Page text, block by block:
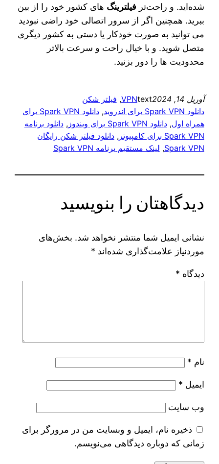
شده‌اید. و راحت‌تر فیلترینگ‌ های کشور خود را از بین
ببرید. همچنین اگر از سرور اتصالی خود راضی نبودید
می‌ توانید به صورت خودکار یا دستی به کشور دیگری
متصل شوید. و با خیال راحت و سرعت بالاتر
محدودیت‌ ها را دور بزنید.
آوریل 14, 2024 text
VPN
, فیلتر شکن
دانلود Spark VPN برای اندروید
,
دانلود Spark VPN برای
همراه اول, دانلود Spark VPN برای ویندوز , دانلود برنامه
Spark VPN برای کامپیوتر
, دانلود فیلتر شکن رایگان
Spark VPN
, لینک مستقیم برنامه Spark VPN
دیدگاهتان را بنویسید
نشانی ایمیل شما منتشر نخواهد شد. بخش‌های
موردنیاز علامت‌گذاری شده‌اند *
دیدگاه *
نام *
ایمیل *
وب‌ سایت
ذخیره نام، ایمیل و وبسایت من در مرورگر برای
زمانی که دوباره دیدگاهی می‌نویسم.